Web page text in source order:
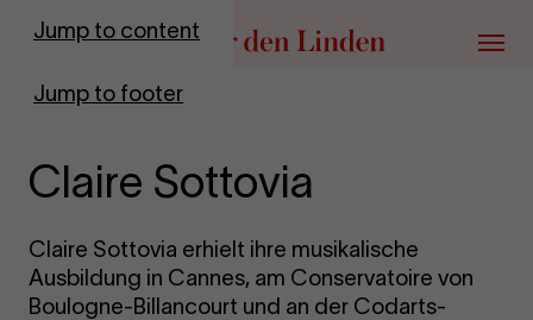
Jump to content
Jump to footer
Go to homepage
Menu
Claire Sottovia
Claire Sottovia erhielt ihre musikalische
Ausbildung in Cannes, am Conservatoire von
Boulogne-Billancourt und an der Codarts-